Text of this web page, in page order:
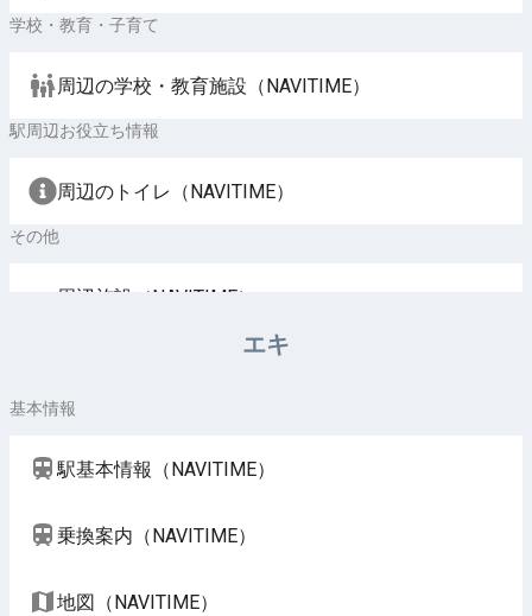
学校・教育・子育て
周辺の学校・教育施設（NAVITIME）
駅周辺お役立ち情報
周辺のトイレ（NAVITIME）
その他
周辺施設（NAVITIME）
エキ
基本情報
駅基本情報（NAVITIME）
乗換案内（NAVITIME）
地図（NAVITIME）